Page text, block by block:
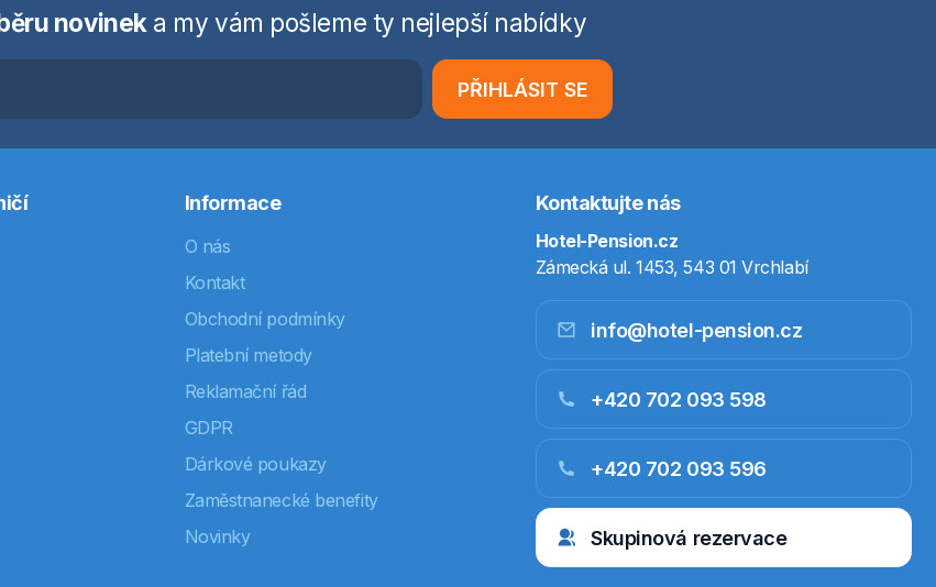
novinek a my vám pošleme ty nejlepší nabídky
PŘIHLÁSIT SE
Informace
O nás
Kontakt
Obchodní podmínky
Platební metody
Reklamační řád
GDPR
Dárkové poukazy
Zaměstnanecké benefity
Novinky
Kontaktujte nás
Hotel-Pension.cz
Zámecká ul. 1453, 543 01 Vrchlabí
info@hotel-pension.cz
+420 702 093 598
+420 702 093 596
Skupinová rezervace